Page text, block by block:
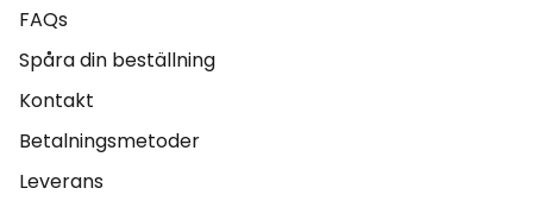
FAQs
Spåra din beställning
Kontakt
Betalningsmetoder
Leverans